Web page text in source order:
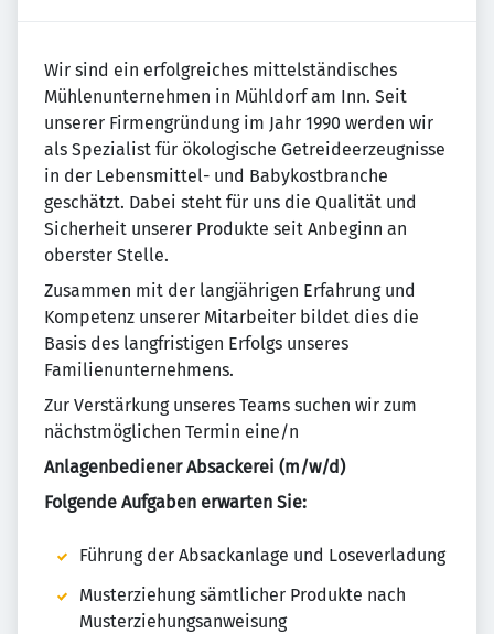
Wir sind ein erfolgreiches mittelständisches
Mühlenunternehmen in Mühldorf am Inn. Seit
unserer Firmengründung im Jahr 1990 werden wir
als Spezialist für ökologische Getreideerzeugnisse
in der Lebensmittel- und Babykostbranche
geschätzt. Dabei steht für uns die Qualität und
Sicherheit unserer Produkte seit Anbeginn an
oberster Stelle.
Zusammen mit der langjährigen Erfahrung und
Kompetenz unserer Mitarbeiter bildet dies die
Basis des langfristigen Erfolgs unseres
Familienunternehmens.
Zur Verstärkung unseres Teams suchen wir zum
nächstmöglichen Termin eine/n
Anlagenbediener Absackerei (m/w/d)
Folgende Aufgaben erwarten Sie:
Führung der Absackanlage und Loseverladung
Musterziehung sämtlicher Produkte nach
Musterziehungsanweisung